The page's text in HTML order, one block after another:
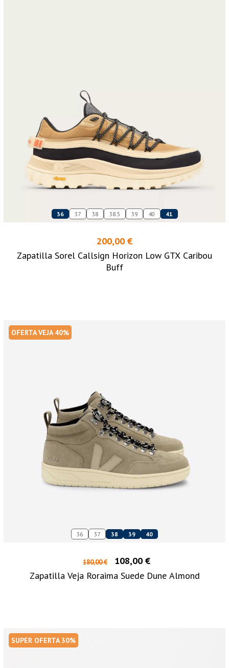
36 37 38 38.5 39 40 41
200,00 €
Zapatilla Sorel Callsign Horizon Low GTX Caribou
Buff
OFERTA VEJA 40%
36 37 38 39 40
180,00 €
108,00 €
Zapatilla Veja Roraima Suede Dune Almond
SUPER OFERTA 30%